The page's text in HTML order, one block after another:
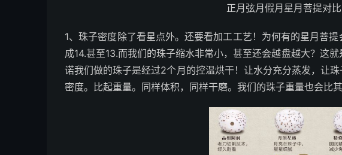
正月弦月假月星月菩提对
1、珠子密度除了看星点外。还要看加工工艺！为何有的星月菩
成14.甚至13.而我们的珠子缩水非常小，甚至还会越盘越大？这
诺我们做的珠子是经过2个月的控温烘干！让水分充分蒸发，让
密度。比起重量。同样体积，同样干磨。我们的珠子重量也会比